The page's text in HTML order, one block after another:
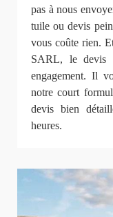
pas à nous
tuile ou devis
vous coûte rien.
SARL, le devis
engagement. Il
notre court
devis bien
heures.